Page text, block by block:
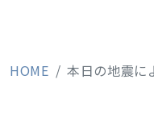
HOME 本日の地震に